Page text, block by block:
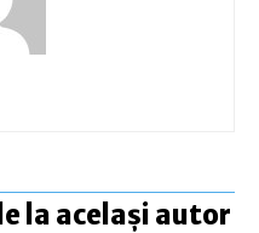
la același autor